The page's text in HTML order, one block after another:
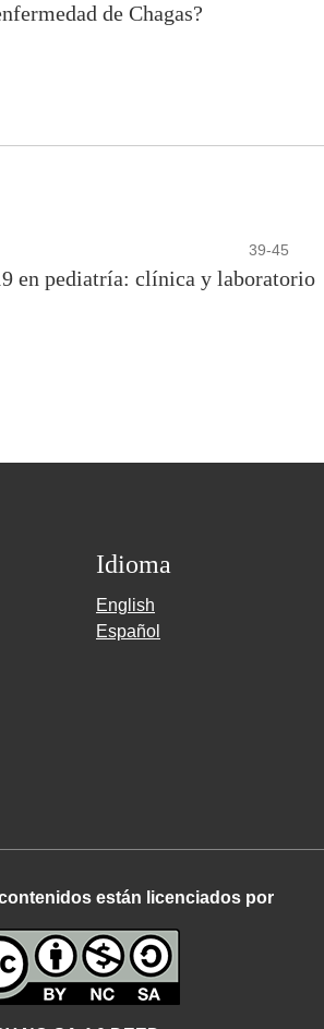
de Chagas?
39-45
en pediatría: clínica y laboratorio
Idioma
English
Español
están licenciados por